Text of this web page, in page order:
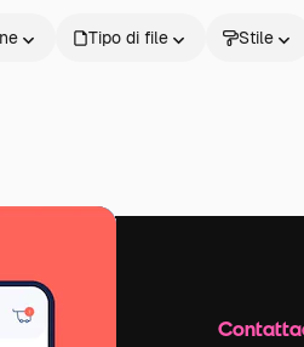
Tipo di file Stile
Azienda